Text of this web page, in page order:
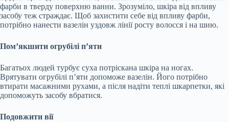
фарби в тверду поверхню ванни. Зрозуміло, шкіра від впливу
засобу теж страждає. Щоб захистити себе від впливу фарби,
потрібно нанести вазелін уздовж лінії росту волосся і на шию.
Пом’якшити огрубілі п’яти
Багатьох людей турбує суха потріскана шкіра на ногах.
Врятувати огрубілі п’яти допоможе вазелін. Його потрібно
втирати масажними рухами, а після надіти теплі шкарпетки, які
допоможуть засобу вбратися.
Подовжити вії